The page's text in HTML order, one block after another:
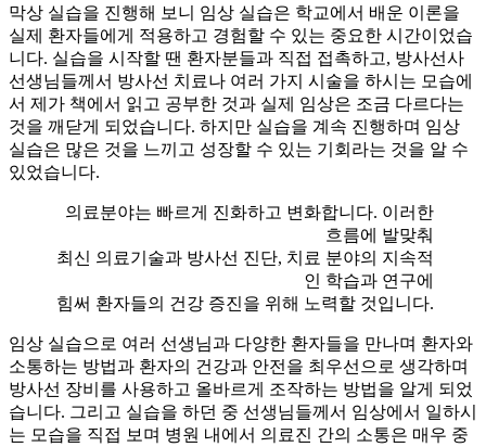
막상 실습을 진행해 보니 임상 실습은 학교에서 배운 이론을
실제 환자들에게 적용하고 경험할 수 있는 중요한 시간이었습
니다. 실습을 시작할 땐 환자분들과 직접 접촉하고, 방사선사
선생님들께서 방사선 치료나 여러 가지 시술을 하시는 모습에
서 제가 책에서 읽고 공부한 것과 실제 임상은 조금 다르다는
것을 깨닫게 되었습니다. 하지만 실습을 계속 진행하며 임상
실습은 많은 것을 느끼고 성장할 수 있는 기회라는 것을 알 수
있었습니다.
의료분야는 빠르게 진화하고 변화합니다. 이러한
흐름에 발맞춰
최신 의료기술과 방사선 진단, 치료 분야의 지속적
인 학습과 연구에
힘써 환자들의 건강 증진을 위해 노력할 것입니다.
임상 실습으로 여러 선생님과 다양한 환자들을 만나며 환자와
소통하는 방법과 환자의 건강과 안전을 최우선으로 생각하며
방사선 장비를 사용하고 올바르게 조작하는 방법을 알게 되었
습니다. 그리고 실습을 하던 중 선생님들께서 임상에서 일하시
는 모습을 직접 보며 병원 내에서 의료진 간의 소통은 매우 중